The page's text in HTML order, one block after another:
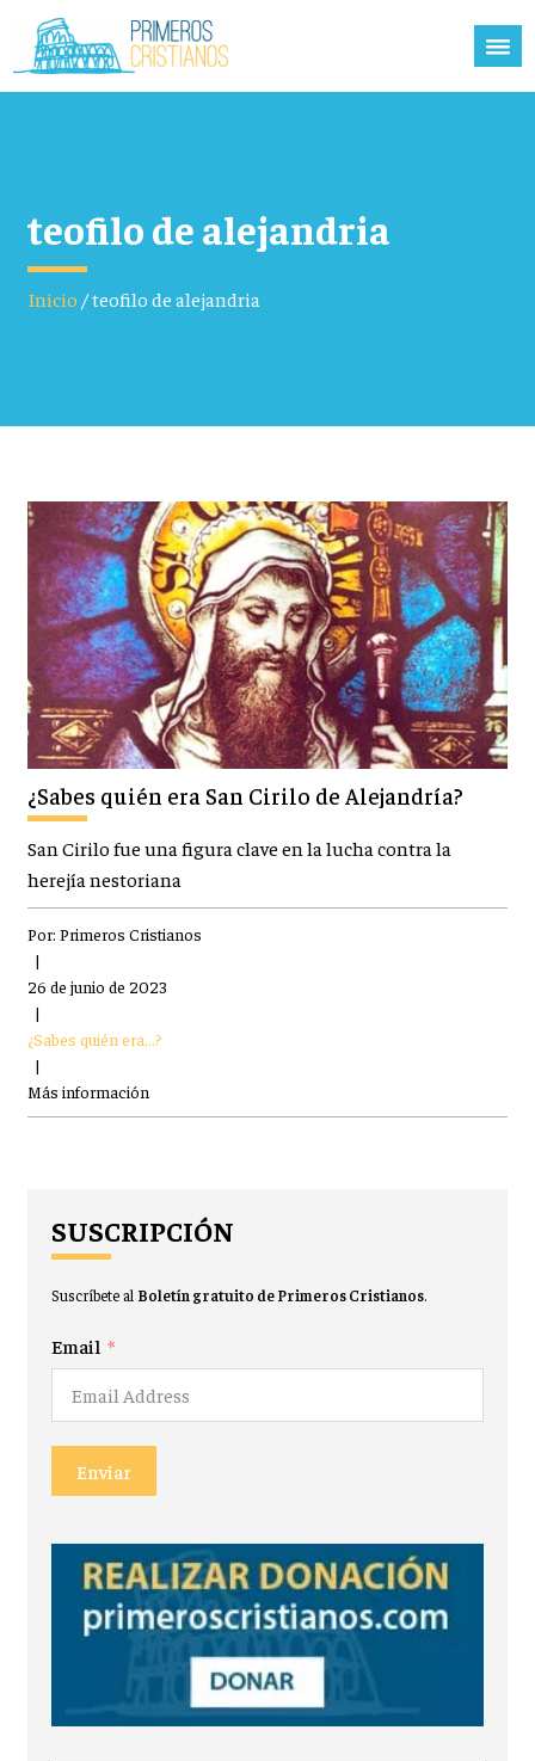
teofilo de alejandria
Inicio/teofilo de alejandria
¿Sabes quién era San Cirilo de Alejandría?
San Cirilo fue una figura clave en la lucha contra la
herejía nestoriana
Por: Primeros Cristianos
|
26 de junio de 2023
|
¿Sabes quién era...?
|
Más información
SUSCRIPCIÓN
Suscríbete al Boletín gratuito de Primeros Cristianos.
Email
Enviar